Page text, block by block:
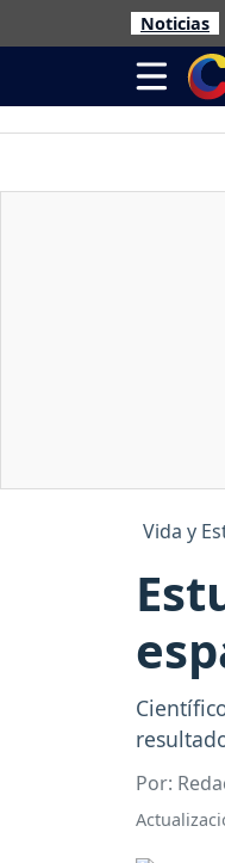
Noticias
Vida y
Por: